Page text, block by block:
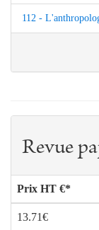
112 -
Revue
Prix HT €*
13.71€